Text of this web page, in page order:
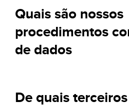
Quais são nossos
procedimentos
de dados
De quais